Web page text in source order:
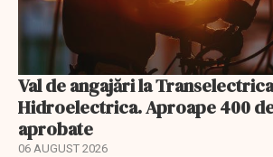
Val de angajări la
Hidroelectrica. Aproape 400
aprobate
06 AUGUST 2026